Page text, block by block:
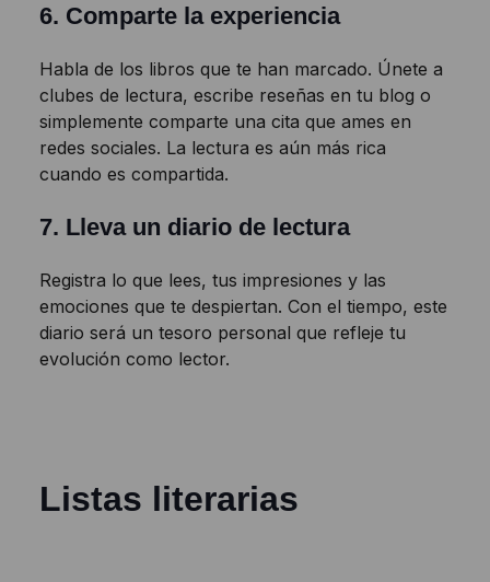
6. Comparte la experiencia
Habla de los libros que te han marcado. Únete a
clubes de lectura, escribe reseñas en tu blog o
simplemente comparte una cita que ames en
redes sociales. La lectura es aún más rica
cuando es compartida.
7. Lleva un diario de lectura
Registra lo que lees, tus impresiones y las
emociones que te despiertan. Con el tiempo, este
diario será un tesoro personal que refleje tu
evolución como lector.
Listas literarias